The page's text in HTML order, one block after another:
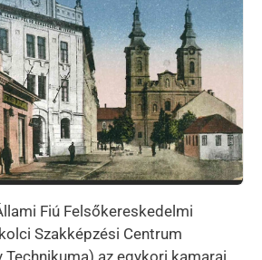
Fiú Felsőkereskedelmi
Szakképzési Centrum